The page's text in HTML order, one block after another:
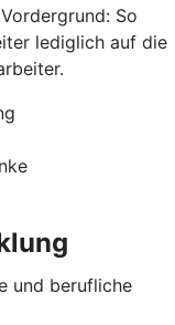
So
lediglich auf die
und berufliche